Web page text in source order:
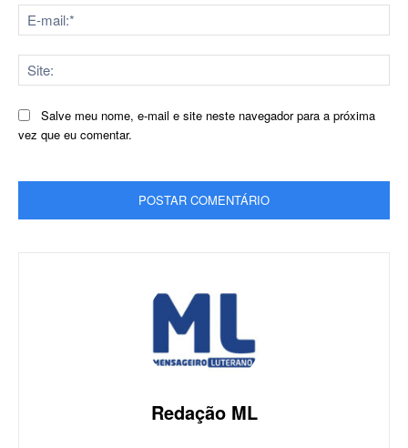
Salve meu nome, e-mail e site neste navegador para a próxima
vez que eu comentar.
Redação ML